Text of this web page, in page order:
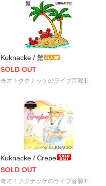
Kuknacke / 蟹
SOLD OUT
奇才！ククナッケのライブ音源!!!
Kuknacke / Crepe
SOLD OUT
奇才！ククナッケのライブ音源!!!